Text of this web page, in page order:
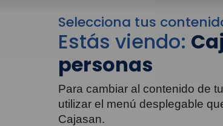
Selecciona tus
Estás viendo:
personas
Para cambiar al contenido de
utilizar el menú desplegable
Cajasan.